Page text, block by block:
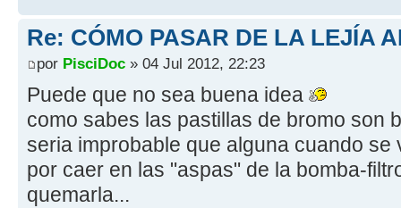
Re: CÓMO PASAR DE LA LEJÍA
por PisciDoc » 04 Jul 2012, 22:23
Puede que no sea buena idea
como sabes las pastillas de bromo son
seria improbable que alguna cuando
por caer en las "aspas" de la bomba-
quemarla...